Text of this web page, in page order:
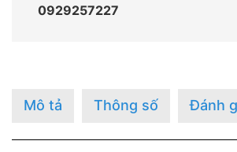
0929257227
Mô tả Thông số Đánh